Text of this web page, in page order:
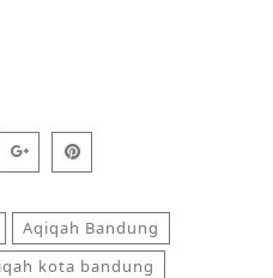
Aqiqah Bandung
kota bandung